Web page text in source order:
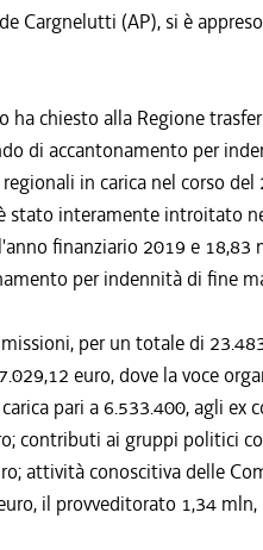
Cargnelutti (AP), si è
ha chiesto alla Regione
di accantonamento per
in carica nel corso
interamente introitato
finanziario 2019 e
per indennità di fine
per un totale di
euro, dove la voce
pari a 6.533.400, agli ex
contributi ai gruppi politici
attività conoscitiva delle
il provveditorato 1,34